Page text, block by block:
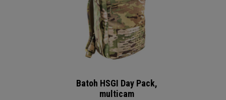
Batoh HSGI Day Pack,
multicam